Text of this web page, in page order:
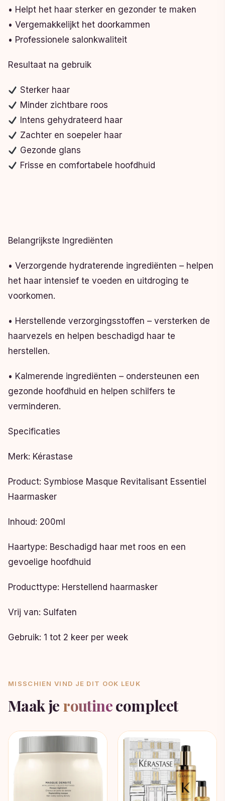
• Helpt het haar sterker en gezonder te maken
• Vergemakkelijkt het doorkammen
• Professionele salonkwaliteit
Resultaat na gebruik
Sterker haar
Minder zichtbare roos
Intens gehydrateerd haar
Zachter en soepeler haar
Gezonde glans
Frisse en comfortabele hoofdhuid
Belangrijkste Ingrediënten
• Verzorgende hydraterende ingrediënten – helpen
het haar intensief te voeden en uitdroging te
voorkomen.
• Herstellende verzorgingsstoffen – versterken de
haarvezels en helpen beschadigd haar te
herstellen.
• Kalmerende ingrediënten – ondersteunen een
gezonde hoofdhuid en helpen schilfers te
verminderen.
Specificaties
Merk: Kérastase
Product: Symbiose Masque Revitalisant Essentiel
Haarmasker
Inhoud: 200ml
Haartype: Beschadigd haar met roos en een
gevoelige hoofdhuid
Producttype: Herstellend haarmasker
Vrij van: Sulfaten
Gebruik: 1 tot 2 keer per week
MISSCHIEN VIND JE DIT OOK LEUK
Maak je routinecompleet